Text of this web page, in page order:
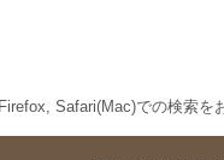
Safari(Mac)での検索を